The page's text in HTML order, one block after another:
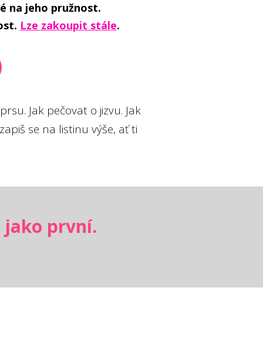
na jeho pružnost.
Lze zakoupit stále.
Jak pečovat o jizvu. Jak
se na listinu výše, ať ti
jako první.